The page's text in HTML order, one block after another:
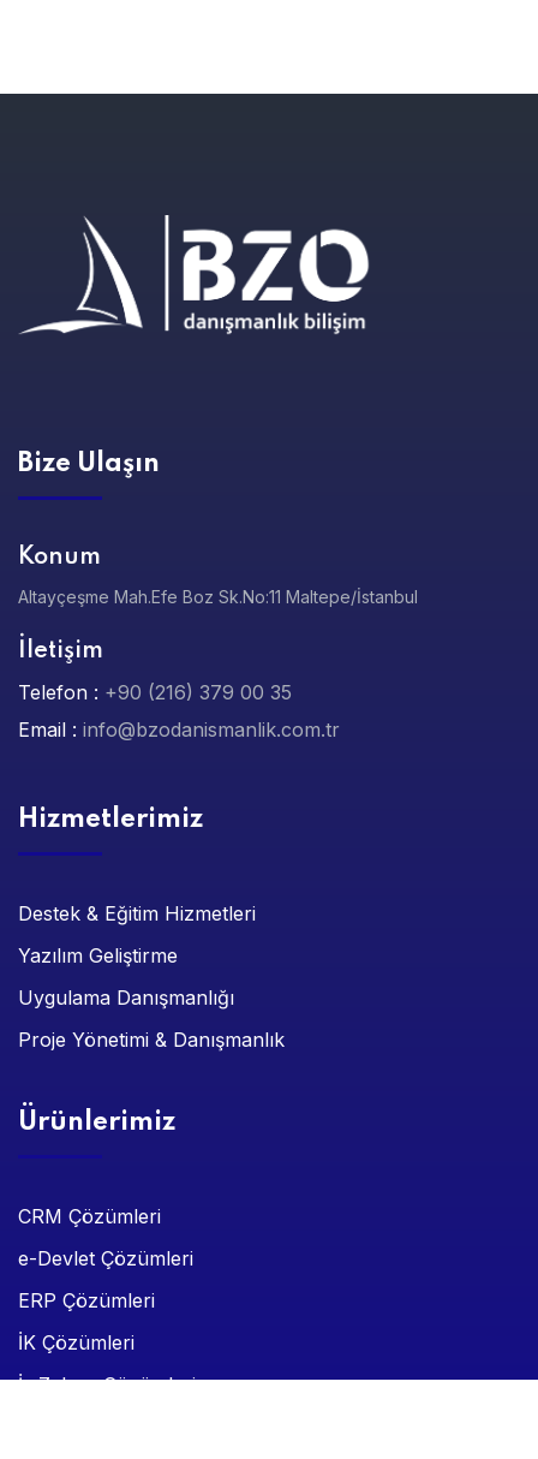
Bize Ulaşın
Konum
Altayçeşme Mah.Efe Boz Sk.No:11 Maltepe/İstanbul
İletişim
Telefon : +90 (216) 379 00 35
Email : info@bzodanismanlik.com.tr
Hizmetlerimiz
Destek & Eğitim Hizmetleri
Yazılım Geliştirme
Uygulama Danışmanlığı
Proje Yönetimi & Danışmanlık
Ürünlerimiz
CRM Çözümleri
e-Devlet Çözümleri
ERP Çözümleri
İK Çözümleri
İş Zekası Çözümleri